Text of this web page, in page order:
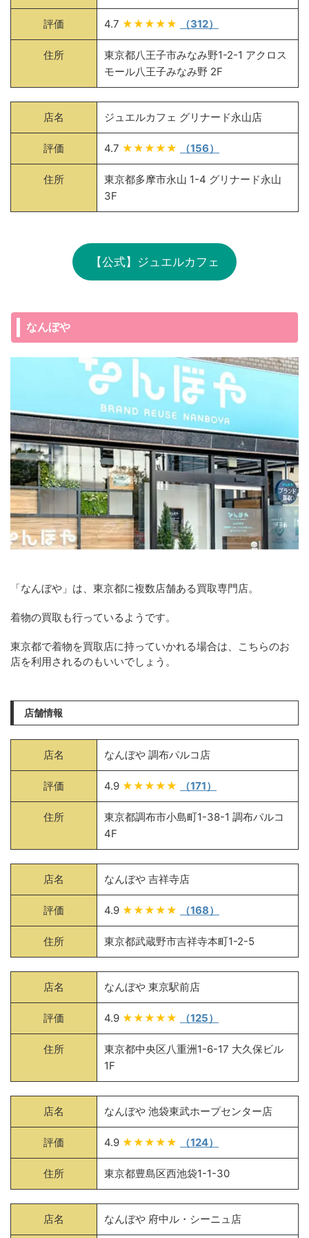
評価 4.7 ★★★★★ （312）
住所
東京都八王子市みなみ野1-2-1 アクロス
モール八王子みなみ野 2F
店名 ジュエルカフェ グリナード永山店
評価 4.7 ★★★★★ （156）
住所
東京都多摩市永山 1-4 グリナード永山
3F
【公式】ジュエルカフェ
なんぼや
「なんぼや」は、東京都に複数店舗ある買取専門店。
着物の買取も行っているようです。
東京都で着物を買取店に持っていかれる場合は、こちらのお
店を利用されるのもいいでしょう。
店舗情報
店名 なんぼや 調布パルコ店
評価 4.9 ★★★★★ （171）
住所
東京都調布市小島町1-38-1 調布パルコ
4F
店名 なんぼや 吉祥寺店
評価 4.9 ★★★★★ （168）
住所 東京都武蔵野市吉祥寺本町1-2-5
店名 なんぼや 東京駅前店
評価 4.9 ★★★★★ （125）
住所
東京都中央区八重洲1-6-17 大久保ビル
1F
店名 なんぼや 池袋東武ホープセンター店
評価 4.9 ★★★★★ （124）
住所 東京都豊島区西池袋1-1-30
店名 なんぼや 府中ル・シーニュ店